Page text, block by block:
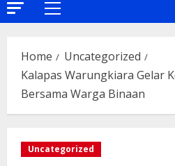
Primary
Home
Uncategorized
Kalapas Warungkiara Gelar
Bersama Warga Binaan
Uncategorized